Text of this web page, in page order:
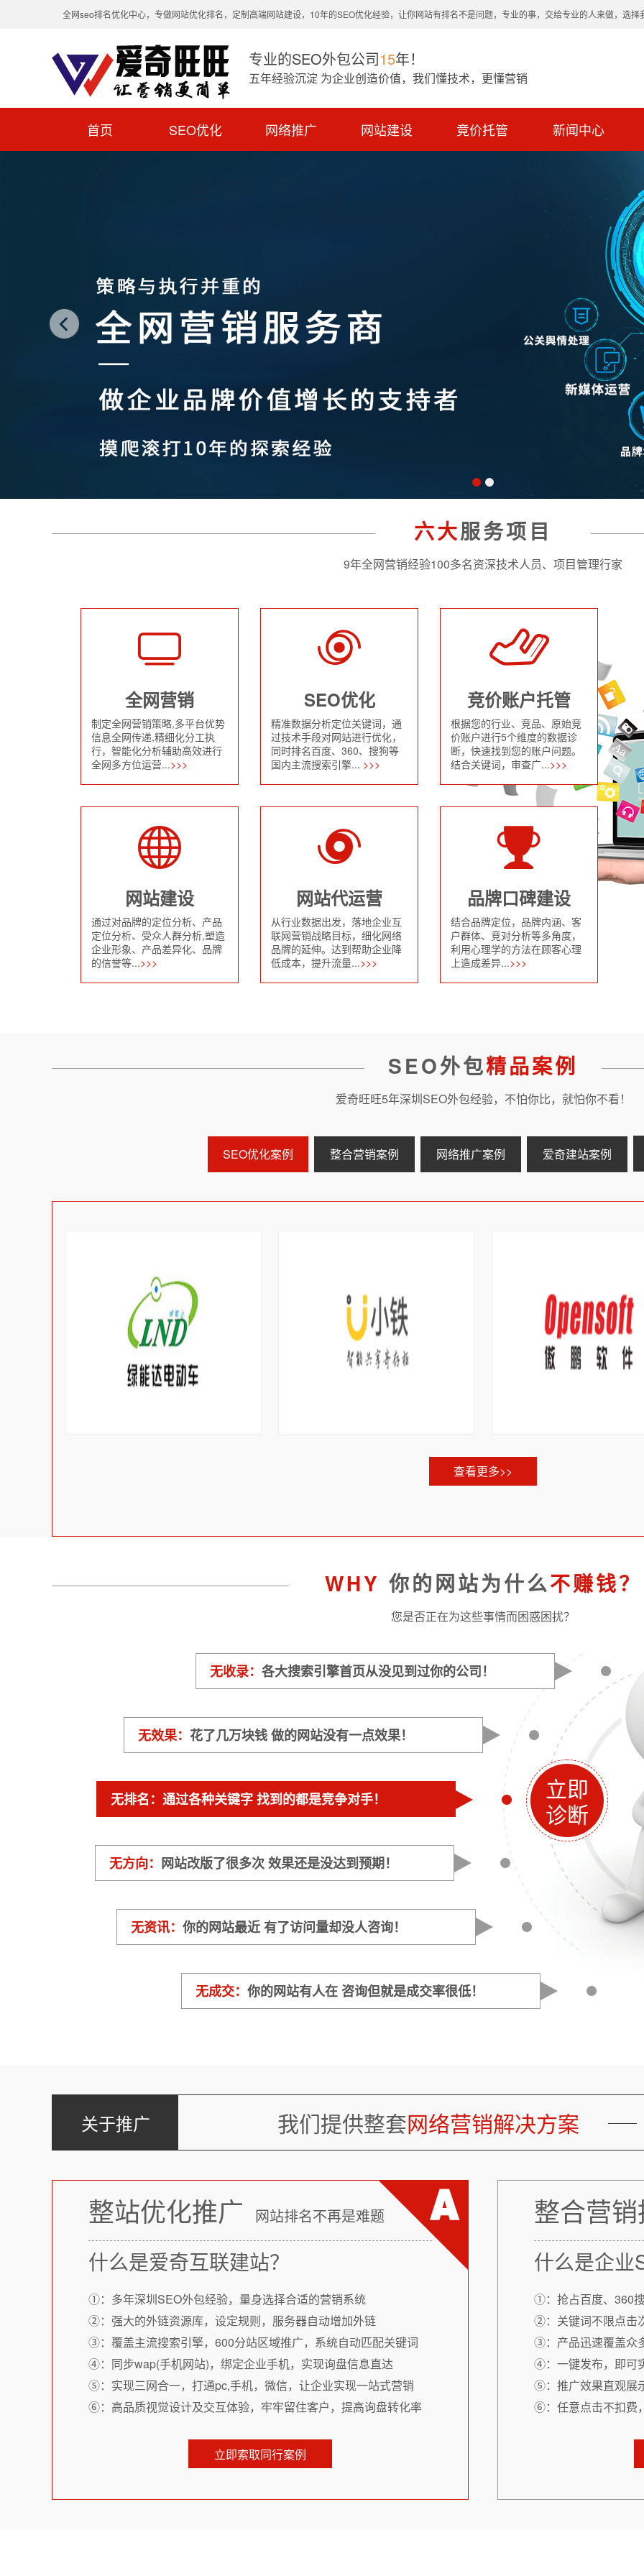
全网seo排名优化中心，专做网站优化排名，定制高端网站建设，10年的SEO优化经验，让你网站有排名不是问题，专业的事，交给专业的人来做，选择
专业的SEO外包公司15年！
五年经验沉淀 为企业创造价值，我们懂技术，更懂营销
首页 SEO优化 网络推广 网站建设 竟价托管 新闻中心
六大服务项目
9年全网营销经验100多名资深技术人员、项目管理行家
全网营销
制定全网营销策略,多平台优势
信息全网传递,精细化分工执
行，智能化分析辅助高效进行
全网多方位运营...>>>
SEO优化
精准数据分析定位关键词，通
过技术手段对网站进行优化，
同时排名百度、360、搜狗等
国内主流搜索引擎... >>>
竞价账户托管
根据您的行业、竞品、原始竞
价账户进行5个维度的数据诊
断，快速找到您的账户问题。
结合关键词，审查广...>>>
网站建设
通过对品牌的定位分析、产品
定位分析、受众人群分析,塑造
企业形象、产品差异化、品牌
的信誉等...>>>
网站代运营
从行业数据出发，落地企业互
联网营销战略目标，细化网络
品牌的延伸。达到帮助企业降
低成本，提升流量...>>>
品牌口碑建设
结合品牌定位，品牌内涵、客
户群体、竞对分析等多角度，
利用心理学的方法在顾客心理
上造成差异...>>>
SEO外包精品案例
爱奇旺旺5年深圳SEO外包经验，不怕你比，就怕你不看！
SEO优化案例 整合营销案例 网络推广案例 爱奇建站案例
查看更多>>
WHY 你的网站为什么不赚钱？
您是否正在为这些事情而困惑困扰？
立即
诊断
无收录： 各大搜索引擎首页从没见到过你的公司！
无效果： 花了几万块钱 做的网站没有一点效果！
无排名： 通过各种关键字 找到的都是竞争对手！
无方向： 网站改版了很多次 效果还是没达到预期！
无资讯： 你的网站最近 有了访问量却没人咨询！
无成交： 你的网站有人在 咨询但就是成交率很低！
关于推广 我们提供整套网络营销解决方案
整站优化推广 网站排名不再是难题
什么是爱奇互联建站？
①：多年深圳SEO外包经验，量身选择合适的营销系统
②：强大的外链资源库，设定规则，服务器自动增加外链
③：覆盖主流搜索引擎，600分站区域推广，系统自动匹配关键词
④：同步wap(手机网站)，绑定企业手机，实现询盘信息直达
⑤：实现三网合一，打通pc,手机，微信，让企业实现一站式营销
⑥：高品质视觉设计及交互体验，牢牢留住客户，提高询盘转化率
立即索取同行案例
整合营
什么是企业
①：抢占百度、360
②：关键词不限点击
③：产品迅速覆盖众
④：一键发布，即可
⑤：推广效果直观展
⑥：任意点击不扣费